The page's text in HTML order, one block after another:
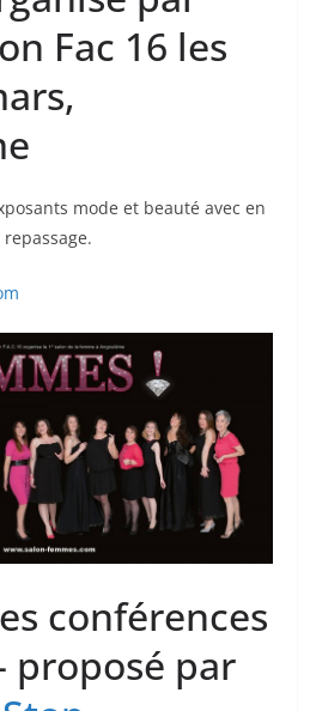
Fac 16 les
mode et beauté avec en
conférences
proposé par